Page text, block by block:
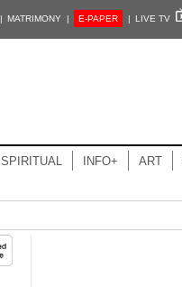
MATRIMONY | E-PAPER | LIVE TV
SPIRITUAL INFO+ ART